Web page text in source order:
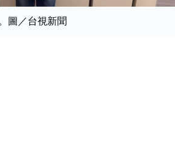
圖／台視新聞